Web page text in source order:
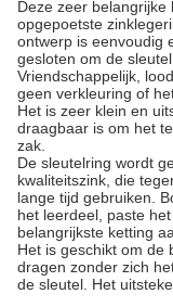
Deze zeer
opgepoetste
ontwerp is eenvoudig
gesloten om de
Vriendschappelijk,
geen verkleuring of
Het is zeer klein en
draagbaar is om het
zak.
De sleutelring wordt
kwaliteitszink, die
lange tijd gebruiken.
het leerdeel, paste
belangrijkste ketting
Het is geschikt om de
dragen zonder zich
de sleutel. Het